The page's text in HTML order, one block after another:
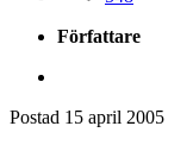
Författare
Postad 15 april 2005